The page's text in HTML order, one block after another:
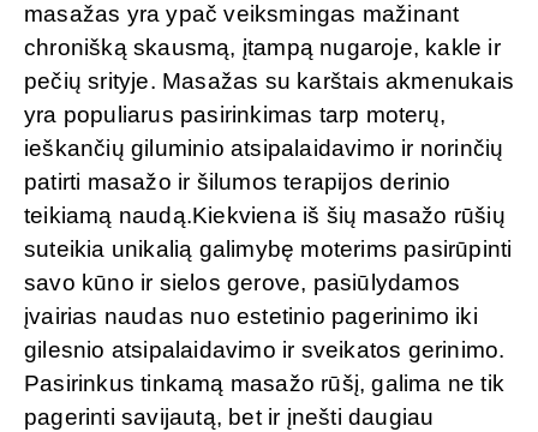
masažas yra ypač veiksmingas mažinant
chronišką skausmą, įtampą nugaroje, kakle ir
pečių srityje. Masažas su karštais akmenukais
yra populiarus pasirinkimas tarp moterų,
ieškančių giluminio atsipalaidavimo ir norinčių
patirti masažo ir šilumos terapijos derinio
teikiamą naudą.Kiekviena iš šių masažo rūšių
suteikia unikalią galimybę moterims pasirūpinti
savo kūno ir sielos gerove, pasiūlydamos
įvairias naudas nuo estetinio pagerinimo iki
gilesnio atsipalaidavimo ir sveikatos gerinimo.
Pasirinkus tinkamą masažo rūšį, galima ne tik
pagerinti savijautą, bet ir įnešti daugiau